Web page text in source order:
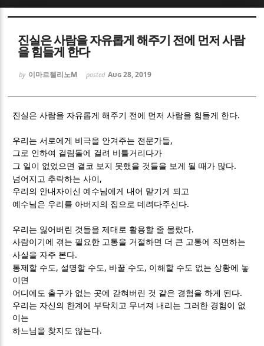
진실은 사람을 자유롭게 해주기 전에 먼저 사람
을 힘들게 한다
by 이마르첼리노M posted Aug 28, 2019
진실은 사람을 자유롭게 해주기 전에 먼저 사람을 힘들게 한다.
우리는 서로에게 비극을 안겨주는 전문가들,
그로 인하여 걸림돌에 걸려 비틀거리다가
그 일이 없었으면 결코 보지 못했을 것들을 보게 될 때가 많다.
넘어지고 추락하는 사이 ,
우리의 안내자이신 예수님에게 내어 맡기게 되고
예수님은 우리를 아버지의 집으로 데려다주신다.
우리는 잃어버린 것들을 제대로 활용할 줄 몰랐다.
사람이기에 겪는 필요한 고통을 거절하면 더 큰 고통에 직면하는
사실을 자주 본다.
통제할 수도 ,설명할 수도 , 바꿀 수도 , 이해할 수도 없는 상황에 놓
이면
어디에도 출구가 없는 곳에 갇혀버린 것 같은 경험을 하게 된다.
우리는 자신의 한계에 부닥치고 무너져 내리는 그러한 경험이 없
이는
하느님을 찾지도 않는다.
Sketchbook5, 스케치북5
Sketchbook5, 스케치북5
Sketchbook5, 스케치북5
Sketchbook5, 스케치북5